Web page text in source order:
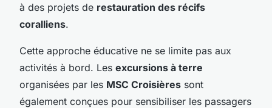
à des projets de restauration des récifs
coralliens.
Cette approche éducative ne se limite pas aux
activités à bord. Les excursions à terre
organisées par les MSC Croisières sont
également conçues pour sensibiliser les passagers